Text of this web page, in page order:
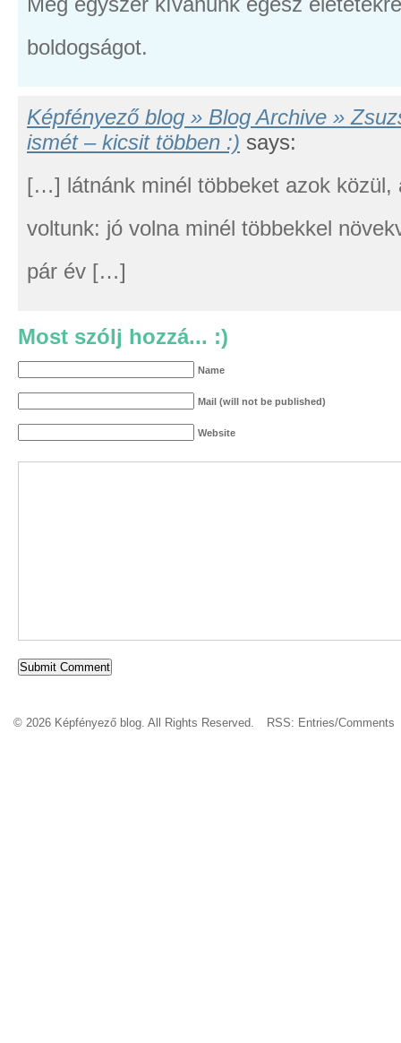
boldogságot.
Képfényező blog » Blog Archive »
ismét – kicsit többen :) says:
[…] látnánk minél többeket azok közül,
voltunk: jó volna minél többekkel
pár év […]
Most szólj hozzá... :)
Name
Mail (will not be published)
Website
© 2026 Képfényező blog. All Rights Reserved. RSS: Entries/Comments